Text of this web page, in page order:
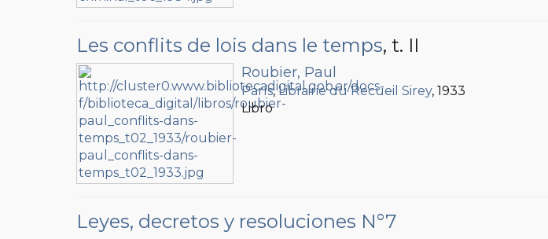
Les conflits de lois dans le temps, t. II
Roubier, Paul
París,Librairie du Recueil Sirey, 1933
Libro
Leyes, decretos y resoluciones N°7